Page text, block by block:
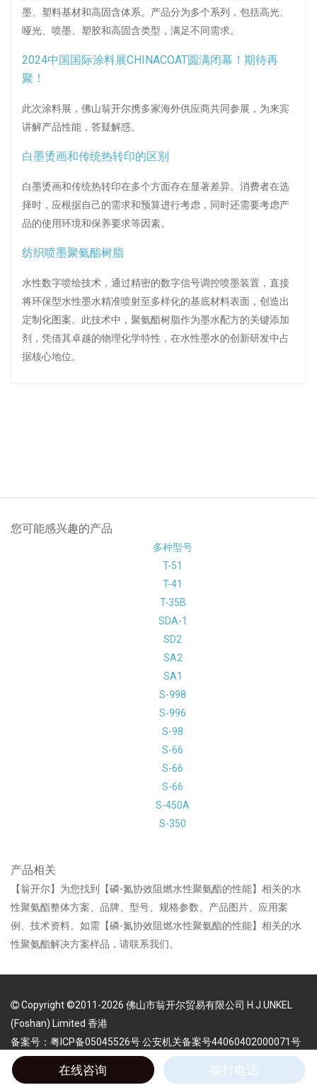
墨、塑料基材和高固含体系。产品分为多个系列，包括高光、
哑光、喷墨、塑胶和高固含类型，满足不同需求。
2024中国国际涂料展CHINACOAT圆满闭幕！期待再
聚！
此次涂料展，佛山翁开尔携多家海外供应商共同参展，为来宾
讲解产品性能，答疑解惑。
白墨烫画和传统热转印的区别
白墨烫画和传统热转印在多个方面存在显著差异。消费者在选
择时，应根据自己的需求和预算进行考虑，同时还需要考虑产
品的使用环境和保养要求等因素。
纺织喷墨聚氨酯树脂
水性数字喷绘技术，通过精密的数字信号调控喷墨装置，直接
将环保型水性墨水精准喷射至多样化的基底材料表面，创造出
定制化图案。此技术中，聚氨酯树脂作为墨水配方的关键添加
剂，凭借其卓越的物理化学特性，在水性墨水的创新研发中占
据核心地位。
您可能感兴趣的产品
多种型号
T-51
T-41
T-35B
SDA-1
SD2
SA2
SA1
S-998
S-996
S-98
S-66
S-66
S-66
S-450A
S-350
产品相关
【翁开尔】为您找到【磷-氮协效阻燃水性聚氨酯的性能】相关的水
性聚氨酯整体方案、品牌、型号、规格参数、产品图片、应用案
例、技术资料。如需【磷-氮协效阻燃水性聚氨酯的性能】相关的水
性聚氨酯解决方案样品，请联系我们。
Copyright ©2011-2026 佛山市翁开尔贸易有限公司 H.J.UNKEL
(Foshan) Limited 香港
备案号：粤ICP备05045526号 公安机关备案号44060402000071号
环保型水性聚氨酯树脂/乳液供应商
全国咨询电话：13078195948（周工）
在线咨询 拨打电话